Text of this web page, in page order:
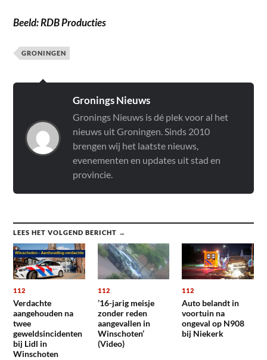
Beeld: RDB Producties
GRONINGEN
Gronings Nieuws
Gronings Nieuws is dé plek voor al het
nieuws uit Groningen. Sinds 2010
brengen wij het laatste nieuws,
evenementen en updates uit stad en
provincie.
LEES HET VOLGEND BERICHT →
112
Verdachte
aangehouden na
twee
geweldsincidenten
bij Lidl in
Winschoten
112
’16-jarig meisje
zonder reden
aangevallen in
Winschoten’
(Video)
112
Auto belandt in
voortuin na
ongeval op N908
bij Niekerk